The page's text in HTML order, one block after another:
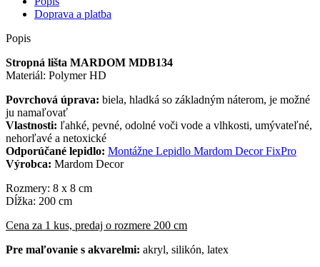
Doprava a platba
Popis
Stropná lišta MARDOM MDB134
Materiál: Polymer HD
Povrchová úprava: biela, hladká so základným náterom, je možné
ju namaľovať
Vlastnosti: ľahké, pevné, odolné voči vode a vlhkosti, umývateľné,
nehorľavé a netoxické
Odporúčané lepidlo: Montážne Lepidlo Mardom Decor FixPro
Výrobca: Mardom Decor
Rozmery: 8 x 8 cm
Dĺžka: 200 cm
Cena za 1 kus, predaj o rozmere 200 cm
Pre maľovanie s akvarelmi: akryl, silikón, latex